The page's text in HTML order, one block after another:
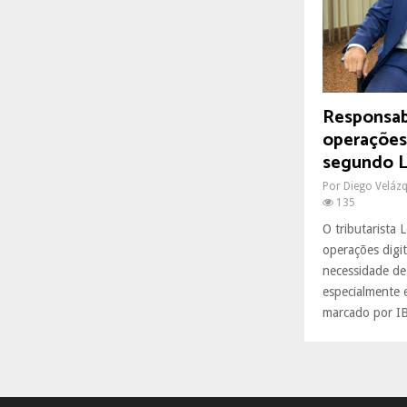
segundo
Por Diego
135
O tributarista
operações
necessidade
especialmente
marcado por